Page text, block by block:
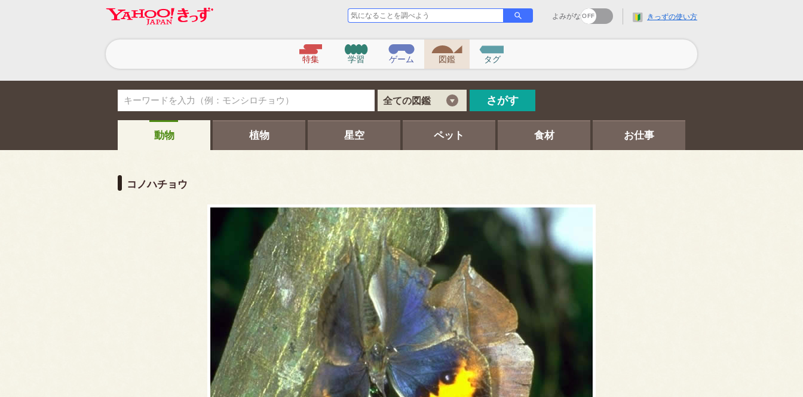
気
に
る
こ
と
調
よ
う
が
す
よみがな きっずの使い方
ン
特集 学習 ゲーム 図鑑 タグ
全ての図鑑 さがす
動物 植物 星空 ペット 食材 お仕事
コノハチョウ